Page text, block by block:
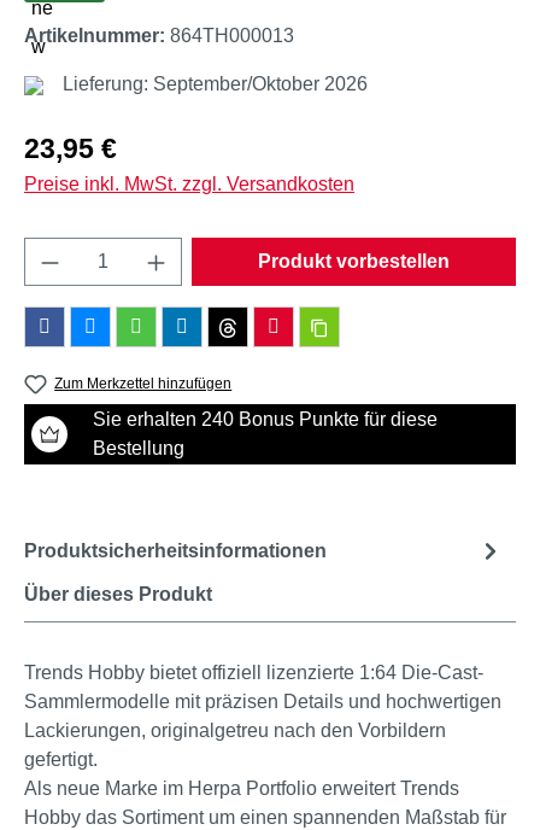
Artikelnummer: 864TH000013
Lieferung: September/Oktober 2026
Regulärer Preis:
23,95 €
Preise inkl. MwSt. zzgl. Versandkosten
Produkt Anzahl: Gib den gewünschten
Produkt vorbestellen
Zum Merkzettel hinzufügen
Sie erhalten 240 Bonus Punkte für diese
Bestellung
Über dieses Produkt
Produktsicherheitsinformationen
Trends Hobby bietet offiziell lizenzierte 1:64 Die-Cast-
Sammlermodelle mit präzisen Details und hochwertigen
Lackierungen, originalgetreu nach den Vorbildern
gefertigt.
Als neue Marke im Herpa Portfolio erweitert Trends
Hobby das Sortiment um einen spannenden Maßstab für